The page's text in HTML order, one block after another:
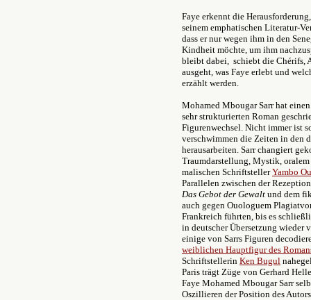
Faye erkennt die
seinem emphatischen Literatur-
dass er nur wegen ihm in den
Kindheit möchte, um ihm
bleibt dabei, schiebt die Chérifs,
ausgeht, was Faye erlebt und
erzählt werden.
Mohamed Mbougar Sarr hat
sehr strukturierten Roman
Figurenwechsel. Nicht immer ist
verschwimmen die Zeiten in den
herausarbeiten. Sarr changiert
Traumdarstellung, Mystik, oralem
malischen SchriftstellerYambo
Parallelen zwischen der
Das Gebot der Gewalt und dem
auch gegen Ouologuem
Frankreich führten, bis es
in deutscher Übersetzung wieder
einige von Sarrs Figuren
weiblichen Hauptfigur des
Schriftstellerin Ken Bugul
Paris trägt Züge von Gerhard
Faye Mohamed Mbougar Sarr
Oszillieren der Position des